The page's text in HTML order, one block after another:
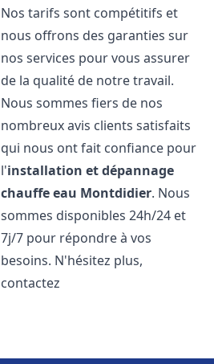
Nos tarifs sont compétitifs et
nous offrons des garanties sur
nos services pour vous assurer
de la qualité de notre travail.
Nous sommes fiers de nos
nombreux avis clients satisfaits
qui nous ont fait confiance pour
l'installation et dépannage
chauffe eau Montdidier. Nous
sommes disponibles 24h/24 et
7j/7 pour répondre à vos
besoins. N'hésitez plus,
contactez